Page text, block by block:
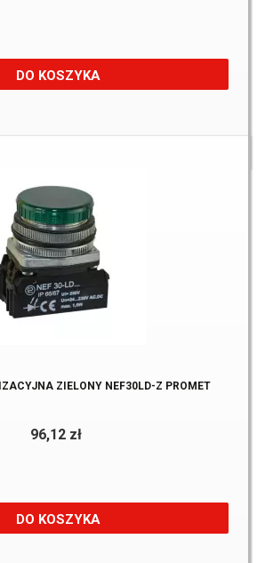
DO KOSZYKA
Dostępne:3 Szt.
ZIELONY NEF30LD-Z PROMET
96,12 zł
DO KOSZYKA